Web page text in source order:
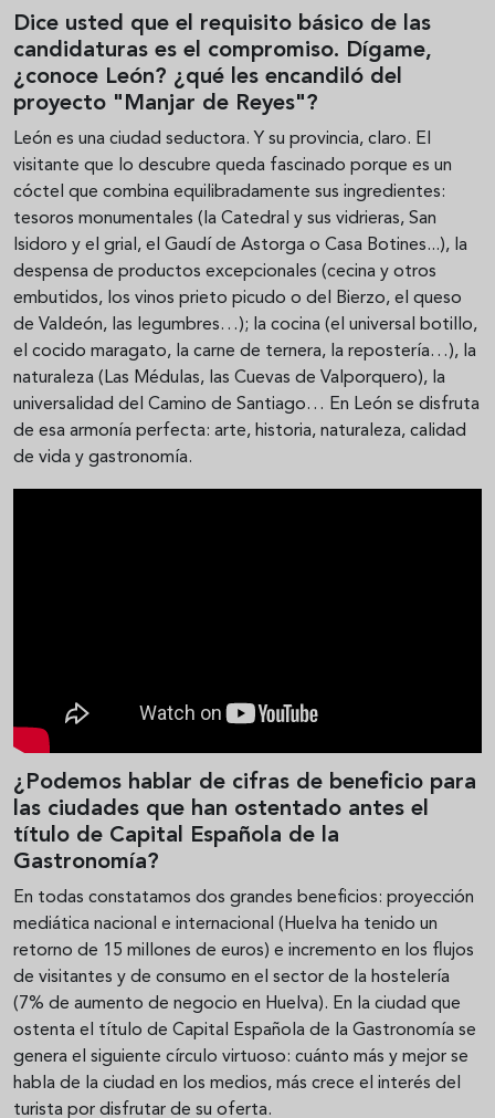
Dice usted que el requisito básico de las
candidaturas es el compromiso. Dígame,
¿conoce León? ¿qué les encandiló del
proyecto "Manjar de Reyes"?
León es una ciudad seductora. Y su provincia, claro. El
visitante que lo descubre queda fascinado porque es un
cóctel que combina equilibradamente sus ingredientes:
tesoros monumentales (la Catedral y sus vidrieras, San
Isidoro y el grial, el Gaudí de Astorga o Casa Botines...), la
despensa de productos excepcionales (cecina y otros
embutidos, los vinos prieto picudo o del Bierzo, el queso
de Valdeón, las legumbres…); la cocina (el universal botillo,
el cocido maragato, la carne de ternera, la repostería…), la
naturaleza (Las Médulas, las Cuevas de Valporquero), la
universalidad del Camino de Santiago… En León se disfruta
de esa armonía perfecta: arte, historia, naturaleza, calidad
de vida y gastronomía.
¿Podemos hablar de cifras de beneficio para
las ciudades que han ostentado antes el
título de Capital Española de la
Gastronomía?
En todas constatamos dos grandes beneficios: proyección
mediática nacional e internacional (Huelva ha tenido un
retorno de 15 millones de euros) e incremento en los flujos
de visitantes y de consumo en el sector de la hostelería
(7% de aumento de negocio en Huelva). En la ciudad que
ostenta el título de Capital Española de la Gastronomía se
genera el siguiente círculo virtuoso: cuánto más y mejor se
habla de la ciudad en los medios, más crece el interés del
turista por disfrutar de su oferta.